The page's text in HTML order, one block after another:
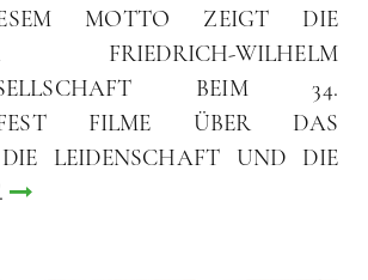
MOTTO ZEIGT DIE
FRIEDRICH-WILHELM
BEIM 34.
FILME ÜBER DAS
DIE LEIDENSCHAFT UND DIE